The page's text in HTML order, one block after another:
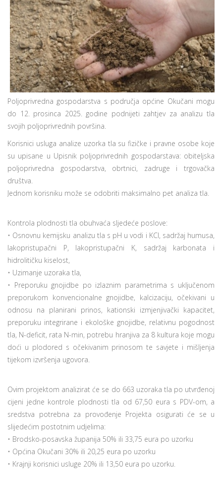
Poljoprivredna gospodarstva s područja općine Okučani mogu
do 12. prosinca 2025. godine podnijeti zahtjev za analizu tla
svojih poljoprivrednih površina.
Korisnici usluga analize uzorka tla su fizičke i pravne osobe koje
su upisane u Upisnik poljoprivrednih gospodarstava: obiteljska
poljoprivredna gospodarstva, obrtnici, zadruge i trgovačka
društva.
Jednom korisniku može se odobriti maksimalno pet analiza tla.
Kontrola plodnosti tla obuhvaća sljedeće poslove:
• Osnovnu kemijsku analizu tla s pH u vodi i KCl, sadržaj humusa,
lakopristupačni P, lakopristupačni K, sadržaj karbonata i
hidrolitičku kiselost,
• Uzimanje uzoraka tla,
• Preporuku gnojidbe po izlaznim parametrima s uključenom
preporukom konvencionalne gnojidbe, kalcizaciju, očekivani u
odnosu na planirani prinos, kationski izmjenjivački kapacitet,
preporuku integrirane i ekološke gnojidbe, relativnu pogodnost
tla, N-deficit, rata N-min, potrebu hranjiva za 8 kultura koje mogu
doći u plodored s očekivanim prinosom te savjete i mišljenja
tijekom izvršenja ugovora.
Ovim projektom analizirat će se do 663 uzoraka tla po utvrđenoj
cijeni jedne kontrole plodnosti tla od 67,50 eura s PDV-om, a
sredstva potrebna za provođenje Projekta osigurati će se u
slijedećim postotnim udjelima:
• Brodsko-posavska županija 50% ili 33,75 eura po uzorku
• Općina Okučani 30% ili 20,25 eura po uzorku
• Krajnji korisnici usluge 20% ili 13,50 eura po uzorku.